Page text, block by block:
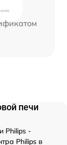
печи
Philips -
Philips в